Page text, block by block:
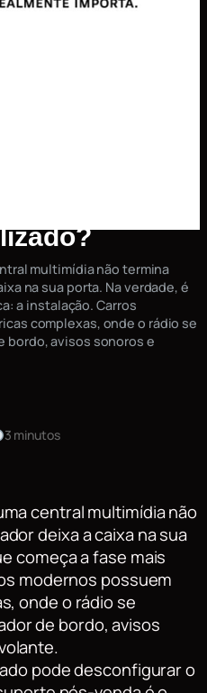
multimídia não termina
na sua porta. Na verdade, é
a instalação. Carros
complexas, onde o rádio se
bordo, avisos sonoros e
3 minutos
central multimídia não
deixa a caixa na sua
começa a fase mais
modernos possuem
onde o rádio se
de bordo, avisos
pode desconfigurar o